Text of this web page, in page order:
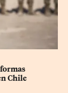
Chile